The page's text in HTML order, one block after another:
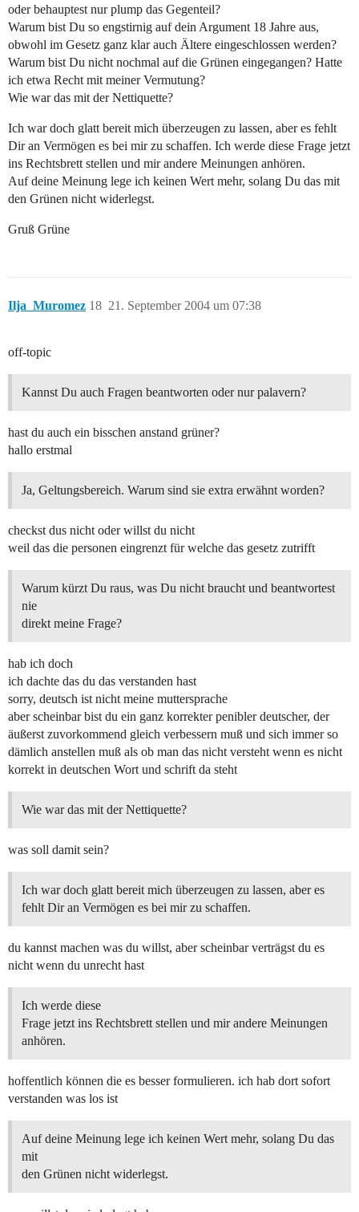
oder behauptest nur plump das Gegenteil?
Warum bist Du so engstirnig auf dein Argument 18 Jahre aus,
obwohl im Gesetz ganz klar auch Ältere eingeschlossen werden?
Warum bist Du nicht nochmal auf die Grünen eingegangen? Hatte
ich etwa Recht mit meiner Vermutung?
Wie war das mit der Nettiquette?
Ich war doch glatt bereit mich überzeugen zu lassen, aber es fehlt
Dir an Vermögen es bei mir zu schaffen. Ich werde diese Frage jetzt
ins Rechtsbrett stellen und mir andere Meinungen anhören.
Auf deine Meinung lege ich keinen Wert mehr, solang Du das mit
den Grünen nicht widerlegst.
Gruß Grüne
Ilja_Muromez 21. September 2004 um 07:38
18
off-topic
Kannst Du auch Fragen beantworten oder nur palavern?
hast du auch ein bisschen anstand grüner?
hallo erstmal
Ja, Geltungsbereich. Warum sind sie extra erwähnt worden?
checkst dus nicht oder willst du nicht
weil das die personen eingrenzt für welche das gesetz zutrifft
Warum kürzt Du raus, was Du nicht braucht und beantwortest
nie
direkt meine Frage?
hab ich doch
ich dachte das du das verstanden hast
sorry, deutsch ist nicht meine muttersprache
aber scheinbar bist du ein ganz korrekter penibler deutscher, der
äußerst zuvorkommend gleich verbessern muß und sich immer so
dämlich anstellen muß als ob man das nicht versteht wenn es nicht
korrekt in deutschen Wort und schrift da steht
Wie war das mit der Nettiquette?
was soll damit sein?
Ich war doch glatt bereit mich überzeugen zu lassen, aber es
fehlt Dir an Vermögen es bei mir zu schaffen.
du kannst machen was du willst, aber scheinbar verträgst du es
nicht wenn du unrecht hast
Ich werde diese
Frage jetzt ins Rechtsbrett stellen und mir andere Meinungen
anhören.
hoffentlich können die es besser formulieren. ich hab dort sofort
verstanden was los ist
Auf deine Meinung lege ich keinen Wert mehr, solang Du das
mit
den Grünen nicht widerlegst.